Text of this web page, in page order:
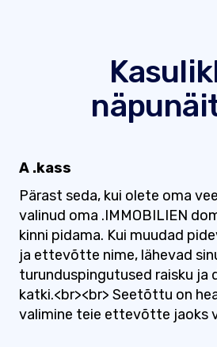
A .kass
Pärast seda, kui olete oma
valinud oma .IMMOBILIEN
kinni pidama. Kui muudad
ja ettevõtte nime, lähevad
turunduspingutused raisku ja
katki.<br><br> Seetõttu on
valimine teie ettevõtte jaoks